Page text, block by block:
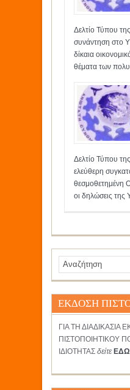
Δελτίο Τύπου
συνάντηση στο
δίκαια
θέματα των
Δελτίο Τύπου
ελεύθερη
θεσμοθετημένη
οι δηλώσεις
ΕΚΔΟΣΗ
ΓΙΑ ΤΗ ΔΙΑΔΙΚΑΣΙΑ
ΠΙΣΤΟΠΟΙΗΤΙΚΟΥ
ΙΔΙΟΤΗΤΑΣ δείτεΕΔΩ